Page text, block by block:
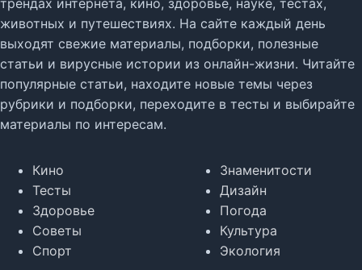
трендах интернета, кино, здоровье, науке, тестах,
животных и путешествиях. На сайте каждый день
выходят свежие материалы, подборки, полезные
статьи и вирусные истории из онлайн-жизни. Читайте
популярные статьи, находите новые темы через
рубрики и подборки, переходите в тесты и выбирайте
материалы по интересам.
Кино
Тесты
Здоровье
Советы
Спорт
Знаменитости
Дизайн
Погода
Культура
Экология